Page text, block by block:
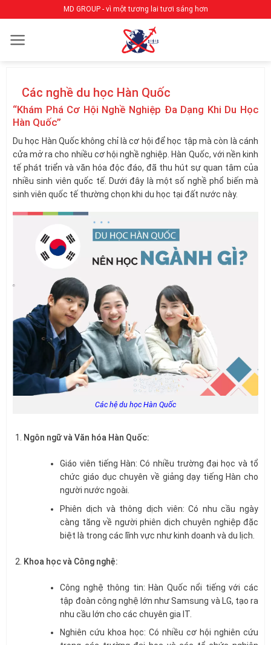
qua
nội
MD GROUP - vì một tương lai tươi sáng hơn
Các nghề du học Hàn Quốc
“Khám Phá Cơ Hội Nghề Nghiệp Đa Dạng Khi Du Học
Hàn Quốc”
Du học Hàn Quốc không chỉ là cơ hội để học tập mà còn là cánh
cửa mở ra cho nhiều cơ hội nghề nghiệp. Hàn Quốc, với nền kinh
tế phát triển và văn hóa độc đáo, đã thu hút sự quan tâm của
nhiều sinh viên quốc tế. Dưới đây là một số nghề phổ biến mà
sinh viên quốc tế thường chọn khi du học tại đất nước này.
Các hệ du học Hàn Quốc
Ngôn ngữ và Văn hóa Hàn Quốc:
Giáo viên tiếng Hàn: Có nhiều trường đại học và tổ
chức giáo dục chuyên về giảng dạy tiếng Hàn cho
người nước ngoài.
Phiên dịch và thông dịch viên: Có nhu cầu ngày
càng tăng về người phiên dịch chuyên nghiệp đặc
biệt là trong các lĩnh vực như kinh doanh và du lịch.
Khoa học và Công nghệ:
Công nghệ thông tin: Hàn Quốc nổi tiếng với các
tập đoàn công nghệ lớn như Samsung và LG, tạo ra
nhu cầu lớn cho các chuyên gia IT.
Nghiên cứu khoa học: Có nhiều cơ hội nghiên cứu